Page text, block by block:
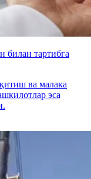
билан тартибга
ва малака
эса